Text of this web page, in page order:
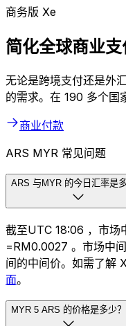
商务版 Xe
简化全球商业支
无论是跨境支付还是外
的需求。在 190 多个国
商业付款
ARS MYR 常见问题
ARS 与MYR 的今日汇率是多
截至UTC 18:06 ，市场
=RM0.0027 。市场中
间的中间价。如需了解
面。
MYR 5 ARS 的价格是多少？